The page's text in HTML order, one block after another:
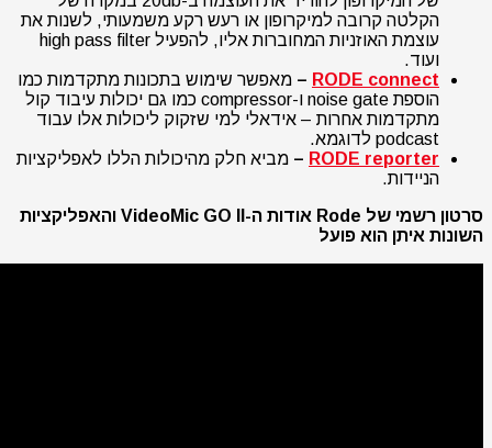
הקלטה קרובה למיקרופון או רעש רקע משמעותי, לשנות את
עוצמת האוזניות המחוברות אליו, להפעיל high pass filter
ועוד.
RODE connect
– מאפשר שימוש בתכונות מתקדמות כמו
הוספת noise gate ו-compressor כמו גם יכולות עיבוד קול
מתקדמות אחרות – אידאלי למי שזקוק ליכולות אלו עבוד
podcast לדוגמא.
RODE reporter
– מביא חלק מהיכולות הללו לאפליקציות
הניידות.
סרטון רשמי של Rode אודות ה-VideoMic GO II והאפליקציות
השונות איתן הוא פועל